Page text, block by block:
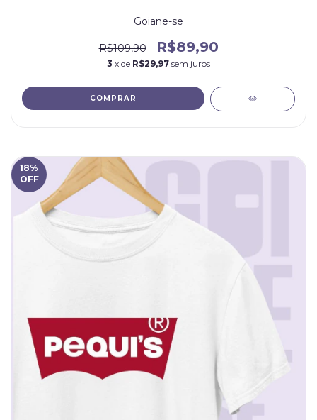
Goiane-se
R$109,90 R$89,90
3 x de R$29,97 sem juros
COMPRAR
18%
OFF